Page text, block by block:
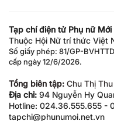
Tạp chí điện tử Phụ nữ Mới
Thuộc Hội Nữ trí thức Việt
Số giấy phép: 81/GP-
cấp ngày 12/6/2026.
Tổng biên tập: Chu Thị
Địa chỉ: 94 Nguyễn Hy
Hotline: 024.36.555.655 -
tapchi@phunumoi.net.vn